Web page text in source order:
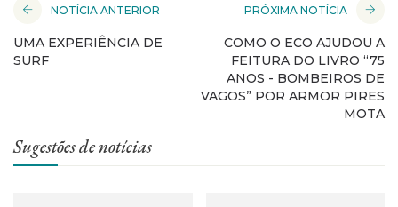
NOTÍCIA ANTERIOR
UMA EXPERIÊNCIA DE
SURF
PRÓXIMA NOTÍCIA
COMO O ECO AJUDOU A
FEITURA DO LIVRO “75
ANOS - BOMBEIROS DE
VAGOS” POR ARMOR PIRES
MOTA
Sugestões de notícias